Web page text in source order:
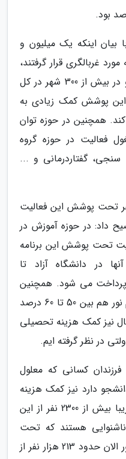
بیان اینکه یک میلیون و
غربالگری قرار گرفتند،
اظهار کرد: در بیش از 600 مرکز و در بیش از 300 شهر در کل
پوشش کمک زیادی به
همچنین در حوزه توان
فعالیت در حوزه گروه
سنجی، گفتاردرمانی و ...
دانا با بیان اینکه 3700 نفر تحت پوشش این فعالیت
داد: در حوزه آموزش در
معلولیت تحت پوشش این برنامه
در دانشگاه آزاد تا
می شود. همچنین
در دانشگاه علمی کاربردی و پیام نور هم بین 50 تا 60 درصد
نیز کمک هزینه تحصیلی
در نظر گرفته ایم.
کسانی که معلول
دارد نیز کمک هزینه
تحصیلی پرداخت می شود. تقریبا بیش از 2300 نفر از این
هستند که تحت
پوشش قرار دارند. تقریبا در کشور الان حدود 213 هزار نفر از